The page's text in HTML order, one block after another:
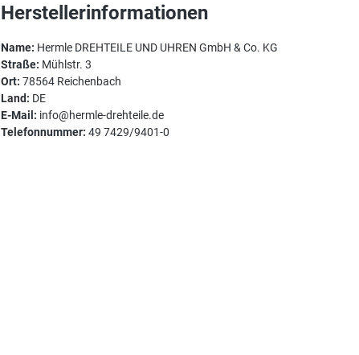
Herstellerinformationen
Name: Hermle DREHTEILE UND UHREN GmbH & Co. KG
Straße: Mühlstr. 3
Ort: 78564 Reichenbach
Land: DE
E-Mail: info@hermle-drehteile.de
Telefonnummer: 49 7429/9401-0